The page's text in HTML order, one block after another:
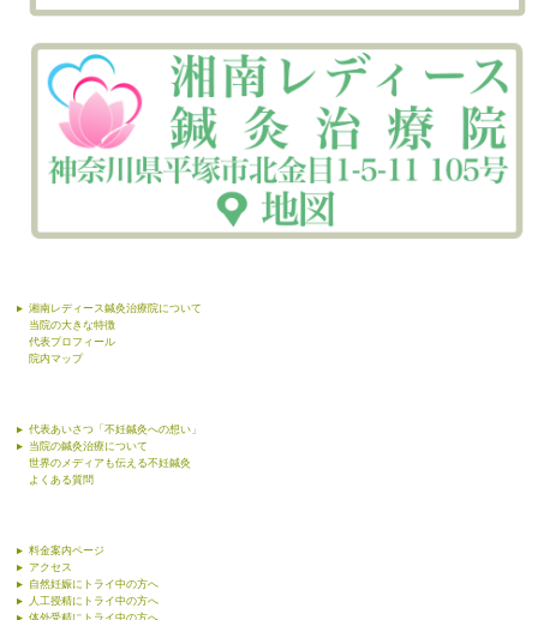
湘南レディース鍼灸治療院について
当院の大きな特徴
代表プロフィール
院内マップ
代表あいさつ「不妊鍼灸への想い」
当院の鍼灸治療について
世界のメディアも伝える不妊鍼灸
よくある質問
料金案内ページ
アクセス
自然妊娠にトライ中の方へ
人工授精にトライ中の方へ